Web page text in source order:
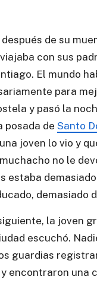
de su
con sus
El mundo
para
y pasó la
posada de Santo
joven lo vio y
no le
estaba
demasiado
la joven
escuchó.
guardias
encontraron una